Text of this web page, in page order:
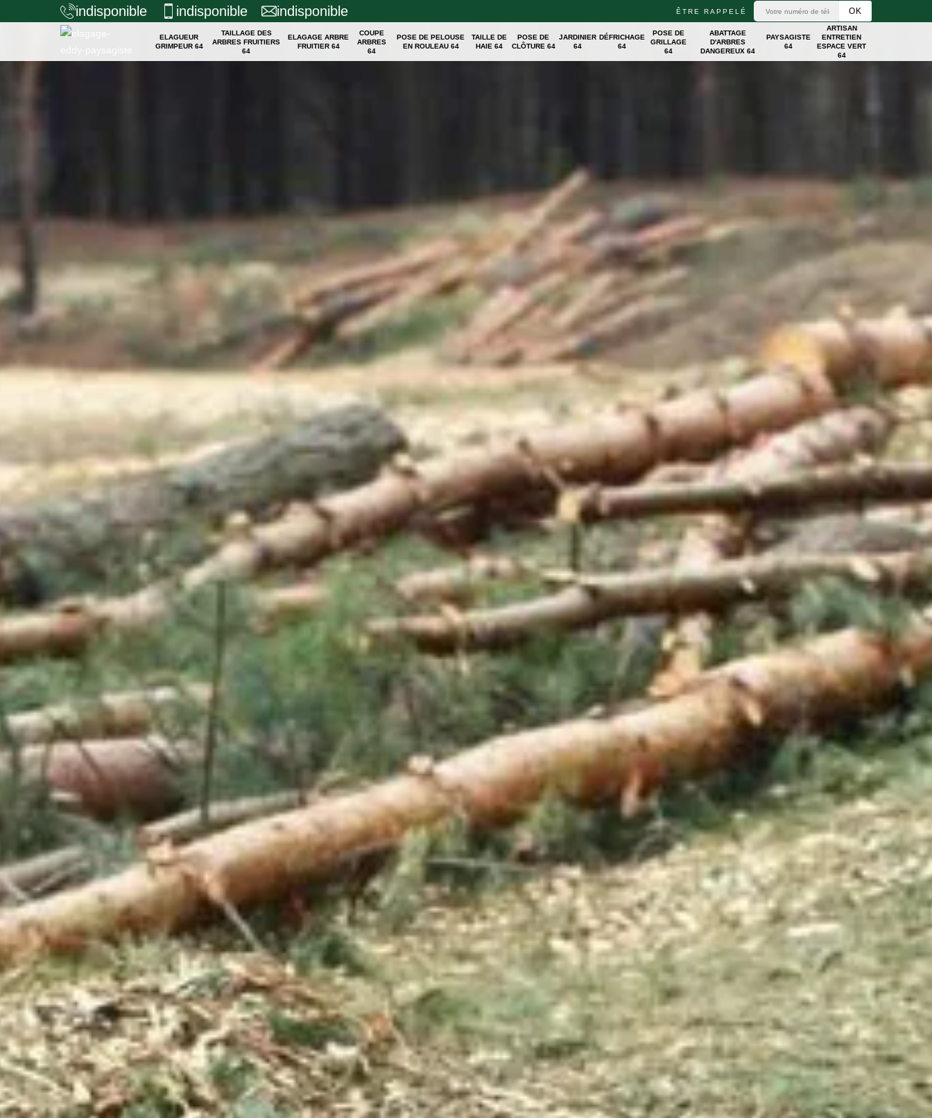
indisponible indisponible indisponible ÊTRE RAPPELÉ
ELAGUEUR
GRIMPEUR 64
TAILLAGE DES
ARBRES FRUITIERS
64
ELAGAGE ARBRE
FRUITIER 64
COUPE
ARBRES
64
POSE DE PELOUSE
EN ROULEAU 64
TAILLE DE
HAIE 64
POSE DE
CLÔTURE 64
JARDINIER
64
DÉFRICHAGE
64
POSE DE
GRILLAGE
64
ABATTAGE
D'ARBRES
DANGEREUX 64
PAYSAGISTE
64
ARTISAN
ENTRETIEN
ESPACE VERT
64